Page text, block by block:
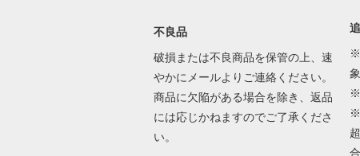
不良品
破損または不良商品を保管の上、速
やかにメールよりご連絡ください。
商品に欠陥がある場合を除き、返品
には応じかねますのでご了承くださ
い。
※
※
※